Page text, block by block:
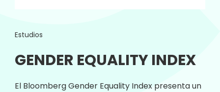
Estudios
GENDER EQUALITY INDEX
El Bloomberg Gender Equality Index presenta un